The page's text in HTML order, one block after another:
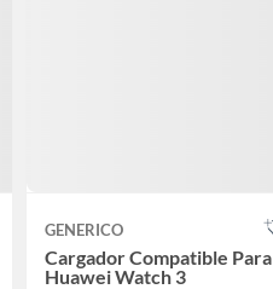
GENERICO
Cargador Compatible Para
Huawei Watch 3